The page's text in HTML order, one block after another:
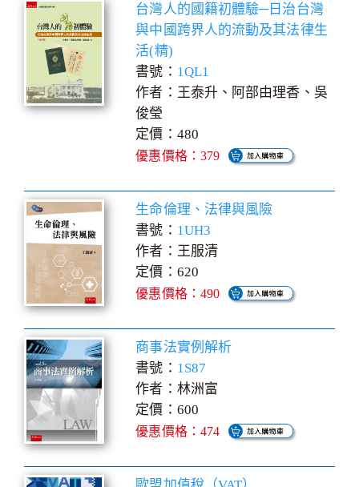
台灣人的國籍初體驗─日治台灣
與中國跨界人的流動及其法律生
活(精)
書號： 1QL1
作者：王泰升、阿部由理香、吳
俊瑩
定價：480
優惠價格：379
生命倫理、法律與風險
書號： 1UH3
作者：王服清
定價：620
優惠價格：490
商事法實例解析
書號： 1S87
作者：林洲富
定價：600
優惠價格：474